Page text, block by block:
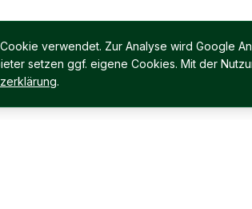
verwendet. Zur Analyse wird Google
setzen ggf. eigene Cookies. Mit der
.